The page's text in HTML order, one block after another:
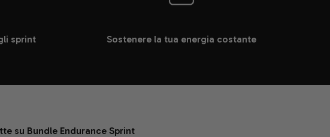
sprint Sostenere la tua energia costante
su Bundle Endurance Sprint